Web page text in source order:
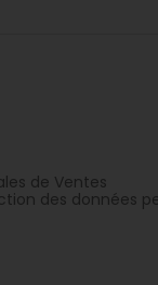
de Ventes
des données